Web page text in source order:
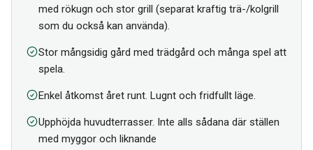
med rökugn och stor grill (separat kraftig trä-/kolgrill
som du också kan använda).
Stor mångsidig gård med trädgård och många spel att
spela.
Enkel åtkomst året runt. Lugnt och fridfullt läge.
Upphöjda huvudterrasser. Inte alls sådana där ställen
med myggor och liknande